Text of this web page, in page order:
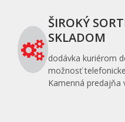
ŠIROKÝ
SKLADOM
dodávka kuriérom
možnosť
Kamenná predajňa